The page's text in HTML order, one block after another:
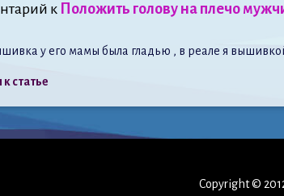
к Положить голову на плечо
у его мамы была гладью , в реале я
статье
Copyright ©